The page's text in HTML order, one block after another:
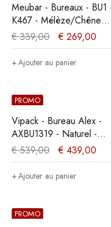
Meubar - Bureaux - BU1
K467 - Mélèze/Chêne
cristal marron clair -
139x75x67cm
€339,00 € 269,00
Ajouter au panier
PROMO
Vipack - Bureau Alex -
AXBU1319 - Naturel -
60x75x130cm
€539,00 € 439,00
Ajouter au panier
PROMO